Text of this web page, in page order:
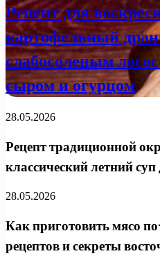
Рецепт для
картофельный
слабосоленым
сыром и огурцом
28.05.2026
Рецепт традиционной
классический летний
28.05.2026
Как приготовить мясо
рецептов и секреты